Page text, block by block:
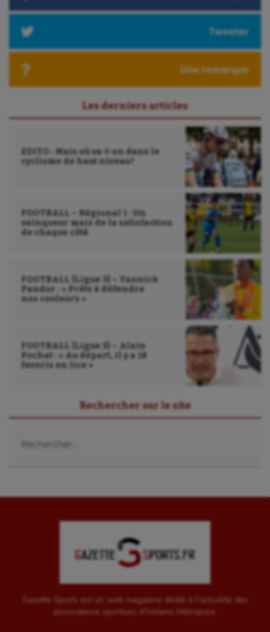
Tweeter
Une remarque
Les derniers articles
EDITO : Mais où va-t-on dans le
cyclisme de haut niveau?
FOOTBALL – Régional 1 : Un
vainqueur mais de la satisfaction
de chaque côté
FOOTBALL (Ligue 3) – Yannick
Pandor : « Prêts à défendre
nos couleurs »
FOOTBALL (Ligue 3) – Alain
Pochat : « Au départ, il y a 18
favoris en lice »
Rechercher sur le site
Gazette Sports est un web magazine dédié à l'actualité des
associations sportives d'Amiens Métropole.